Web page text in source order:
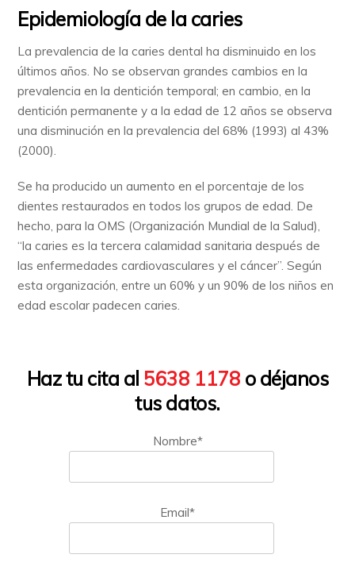
Epidemiología de la caries
La prevalencia de la caries dental ha disminuido en los
últimos años. No se observan grandes cambios en la
prevalencia en la dentición temporal; en cambio, en la
dentición permanente y a la edad de 12 años se observa
una disminución en la prevalencia del 68% (1993) al 43%
(2000).
Se ha producido un aumento en el porcentaje de los
dientes restaurados en todos los grupos de edad. De
hecho, para la OMS (Organización Mundial de la Salud),
“la caries es la tercera calamidad sanitaria después de
las enfermedades cardiovasculares y el cáncer”. Según
esta organización, entre un 60% y un 90% de los niños en
edad escolar padecen caries.
Haz tu cita al 5638 1178 o déjanos
tus datos.
Nombre*
Email*